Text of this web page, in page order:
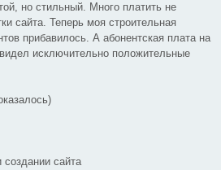
но стильный. Много платить не
сайта. Теперь моя строительная
прибавилось. А абонентская плата на
исключительно положительные
сайта